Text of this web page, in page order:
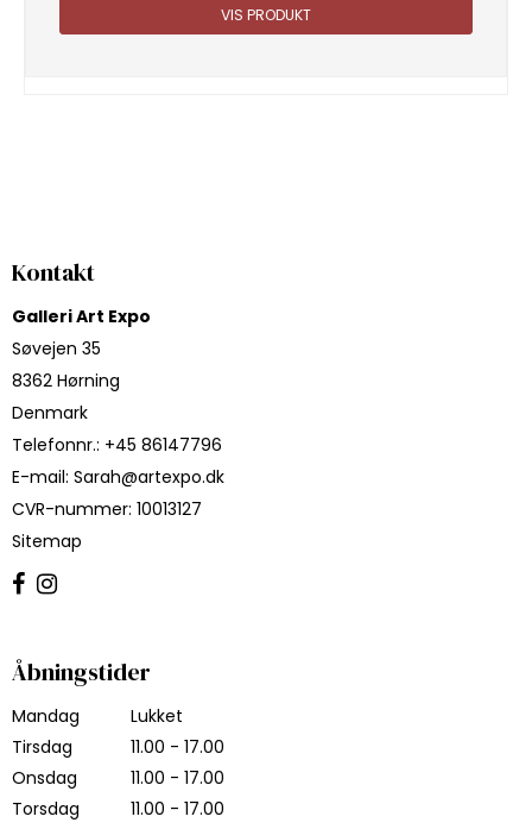
VIS PRODUKT
Kontakt
Galleri Art Expo
Søvejen 35
8362 Hørning
Denmark
Telefonnr.: +45 86147796
E-mail: Sarah@artexpo.dk
CVR-nummer: 10013127
Sitemap
Åbningstider
Mandag
Lukket
Tirsdag
11.00 - 17.00
Onsdag
11.00 - 17.00
Torsdag
11.00 - 17.00